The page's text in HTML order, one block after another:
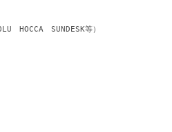
HOCCA　SUNDESK等）